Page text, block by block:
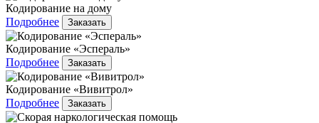
Кодирование на дому
Подробнее
Заказать
Кодирование «Эспераль»
Подробнее
Заказать
Кодирование «Вивитрол»
Подробнее
Заказать